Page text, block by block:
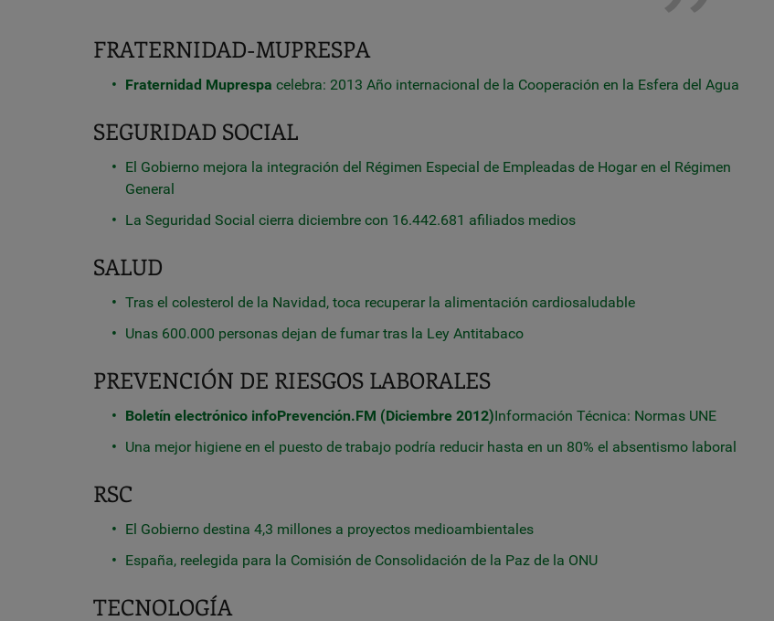
FRATERNIDAD-MUPRESPA
Fraternidad Muprespa celebra: 2013 Año internacional de la Cooperación en la Esfera del Agua
SEGURIDAD SOCIAL
El Gobierno mejora la integración del Régimen Especial de Empleadas de Hogar en el Régimen
General
La Seguridad Social cierra diciembre con 16.442.681 afiliados medios
SALUD
Tras el colesterol de la Navidad, toca recuperar la alimentación cardiosaludable
Unas 600.000 personas dejan de fumar tras la Ley Antitabaco
PREVENCIÓN DE RIESGOS LABORALES
Boletín electrónico infoPrevención.FM (Diciembre 2012)Información Técnica: Normas UNE
Una mejor higiene en el puesto de trabajo podría reducir hasta en un 80% el absentismo laboral
RSC
El Gobierno destina 4,3 millones a proyectos medioambientales
España, reelegida para la Comisión de Consolidación de la Paz de la ONU
TECNOLOGÍA